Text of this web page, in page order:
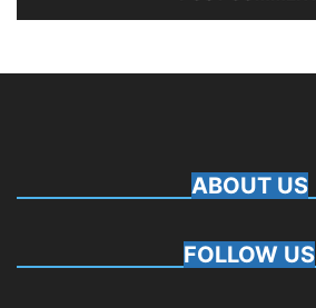
ABOUT US
FOLLOW US